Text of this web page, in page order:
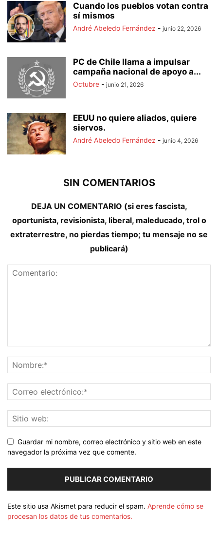
Cuando los pueblos votan contra
sí mismos
André Abeledo Fernández - junio 22, 2026
PC de Chile llama a impulsar
campaña nacional de apoyo a...
Octubre - junio 21, 2026
EEUU no quiere aliados, quiere
siervos.
André Abeledo Fernández - junio 4, 2026
SIN COMENTARIOS
DEJA UN COMENTARIO (si eres fascista,
oportunista, revisionista, liberal, maleducado, trol o
extraterrestre, no pierdas tiempo; tu mensaje no se
publicará)
Guardar mi nombre, correo electrónico y sitio web en este
navegador la próxima vez que comente.
Este sitio usa Akismet para reducir el spam. Aprende cómo se
procesan los datos de tus comentarios.